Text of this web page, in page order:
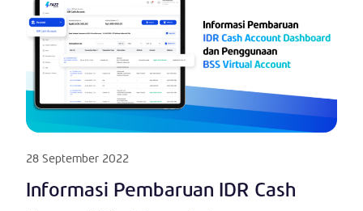
28 September 2022
Informasi Pembaruan IDR Cash